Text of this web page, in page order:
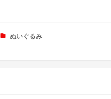
ぬいぐるみ